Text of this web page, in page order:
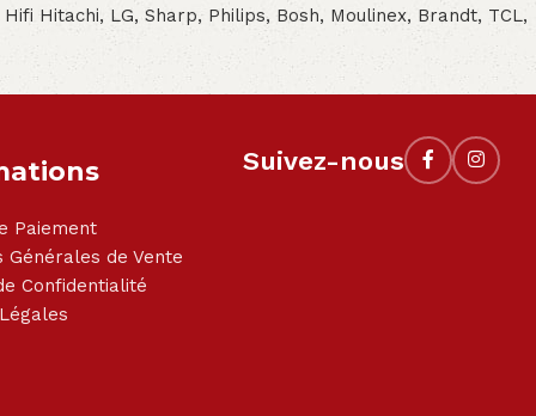
Hitachi, LG, Sharp, Philips, Bosh, Moulinex, Brandt, TCL,
Paiement
Générales de Vente
Confidentialité
Suivez-nous